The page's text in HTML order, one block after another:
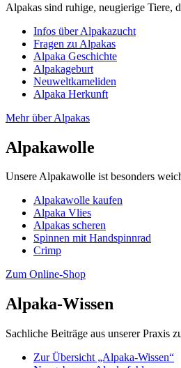
Alpakas sind ruhige, neugierige Tiere,
Infos über Alpakazucht
Fragen zu Alpakas
Alpaka Geschichte
Alpakageburt
Neuweltkameliden
Alpaka Herkunft
Mehr über Alpakas
Alpakawolle
Unsere Alpakawolle ist besonders
Alpakawolle kaufen
Alpaka Vlies
Alpakas scheren
Spinnen mit Handspinnrad
Crimp
Zum Online-Shop
Alpaka-Wissen
Sachliche Beiträge aus unserer Praxis
Zur Übersicht „Alpaka-Wissen“